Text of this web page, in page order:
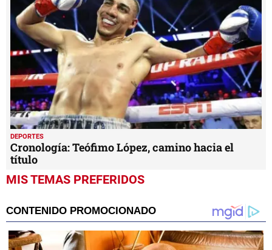
DEPORTES
Cronología: Teófimo López, camino hacia el
título
MIS TEMAS PREFERIDOS